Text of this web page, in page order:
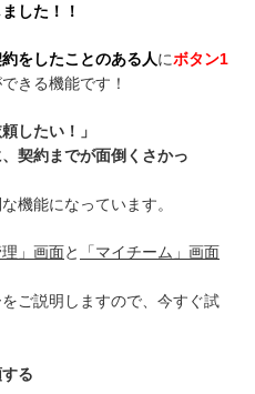
した！！
をしたことのある人にボタン1
きる機能です！
したい！」
契約までが面倒くさかっ
機能になっています。
理」画面と
「マイチーム」画面
ご説明しますので、今すぐ試
る